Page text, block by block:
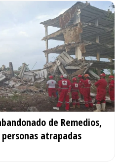
de Remedios,
atrapadas